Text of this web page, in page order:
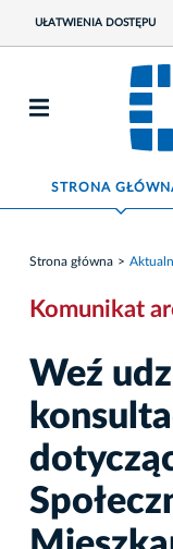
UŁATWIENIA DOSTĘPU
STRONA
Strona główna
Komunikat
Weź